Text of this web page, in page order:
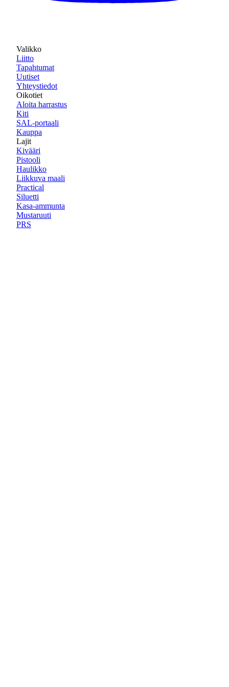
Valikko
Liitto
Tapahtumat
Uutiset
Yhteystiedot
Oikotiet
Aloita harrastus
Kiti
SAL-portaali
Kauppa
Lajit
Kivääri
Pistooli
Haulikko
Liikkuva maali
Practical
Siluetti
Kasa-ammunta
Mustaruuti
PRS